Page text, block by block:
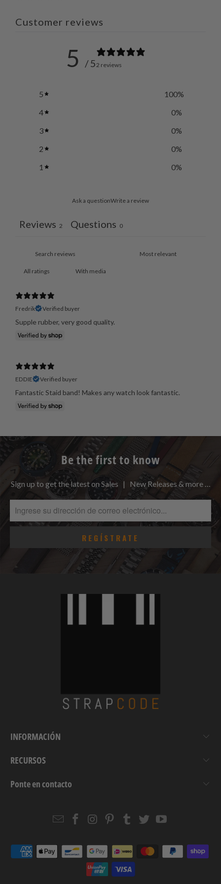
Customer reviews
5 / 52 reviews
5 100%
4
0%
3
0%
2
0%
1
0%
Ask a questionWrite a review
Reviews 2 Questions 0
With media
Fredrik Verified buyer
Supple rubber, very good quality.
EDDIE Verified buyer
Fantastic Staid band! Makes any watch look fantastic.
Be the first to know
Sign up to get the latest on Sales | New Releases & more …
INFORMACIÓN
RECURSOS
Ponte en contacto
EmailStrapcode
Facebook
Strapcode
Instagram
Strapcode
Pinterest
Strapcode
Tumblr
Strapcode
TwitterYouTube